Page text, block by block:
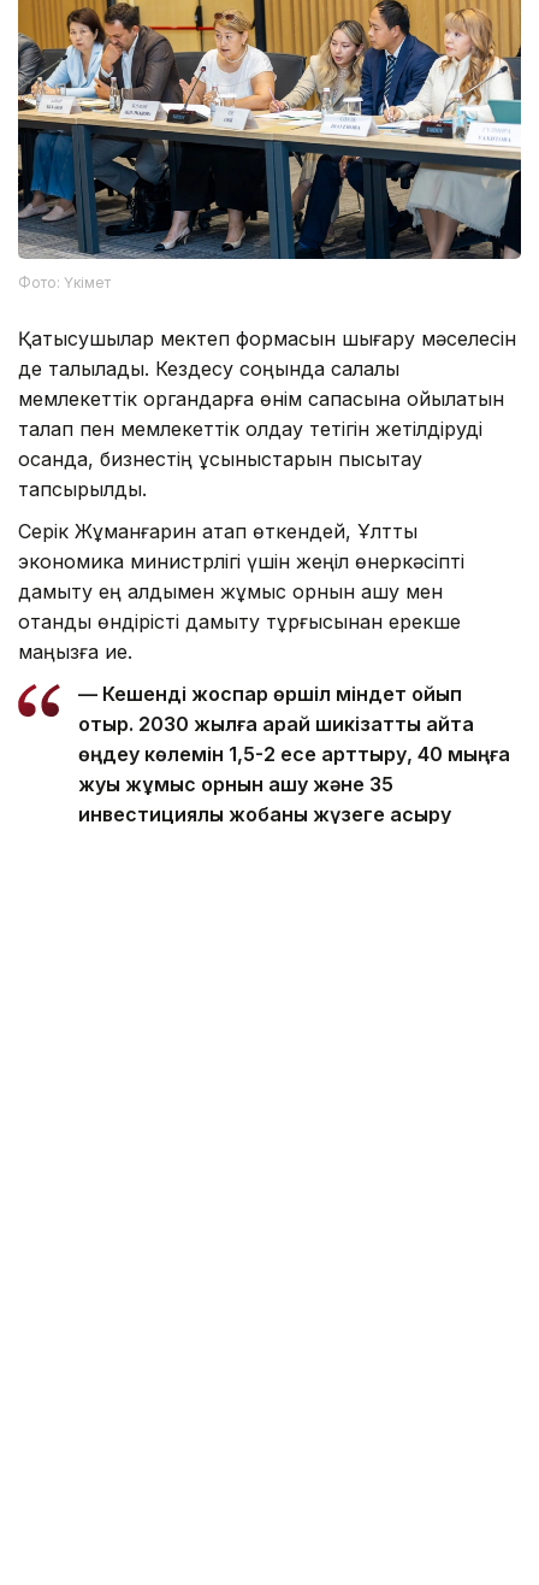
Фото: Үкімет
Қатысушылар мектеп формасын шығару мәселесін
де талқылады. Кездесу соңында салалық
мемлекеттік органдарға өнім сапасына қойылатын
талап пен мемлекеттік қолдау тетігін жетілдіруді
қосқанда, бизнестің ұсыныстарын пысықтау
тапсырылды.
Серік Жұманғарин атап өткендей, Ұлттық
экономика министрлігі үшін жеңіл өнеркәсіпті
дамыту ең алдымен жұмыс орнын ашу мен
отандық өндірісті дамыту тұрғысынан ерекше
маңызға ие.
— Кешенді жоспар өршіл міндет қойып
отыр. 2030 жылға қарай шикізатты қайта
өңдеу көлемін 1,5-2 есе арттыру, 40 мыңға
жуық жұмыс орнын ашу және 35
инвестициялық жобаны жүзеге асыру